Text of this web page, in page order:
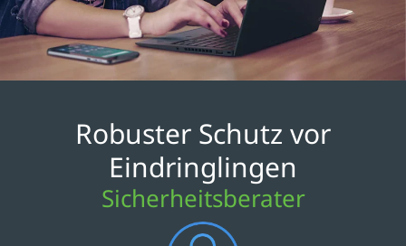
Robuster Schutz vor
Eindringlingen
Sicherheitsberater